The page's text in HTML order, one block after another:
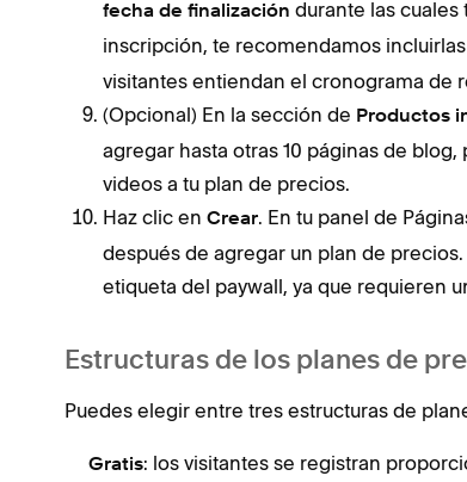
fecha de finalización durante las cuales
inscripción, te recomendamos
visitantes entiendan el cronograma de
(Opcional) En la sección de Productos
agregar hasta otras 10 páginas de
videos a tu plan de precios.
Haz clic en Crear. En tu panel de
después de agregar un plan de
etiqueta del paywall, ya que requieren
Estructuras de los planes de
Puedes elegir entre tres estructuras de
Gratis: los visitantes se registran